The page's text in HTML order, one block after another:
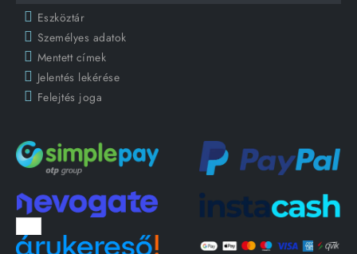
Eszköztár
Személyes adatok
Mentett címek
Jelentés lekérése
Felejtés joga